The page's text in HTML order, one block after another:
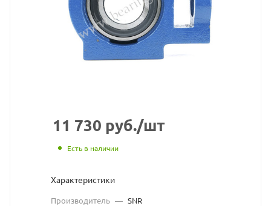
сайта
https://bearingstore.ru
разрешения
владельца
11 730 руб./шт
Есть в наличии
Характеристики
Производитель — SNR